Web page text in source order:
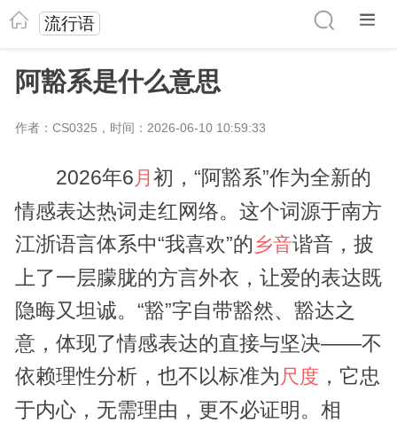
流行语
阿豁系是什么意思
作者：CS0325，时间：2026-06-10 10:59:33
2026年6 月 初，“阿豁系”作为全新的
情感表达热词走红网络。这个词源于南方
江浙语言体系中“我喜欢”的 乡音谐音，披
上了一层朦胧的方言外衣，让爱的表达既
隐晦又坦诚。“豁”字自带豁然、豁达之
意，体现了情感表达的直接与坚决——不
依赖理性分析，也不以标准为 尺度 ，它忠
于内心，无需理由，更不必证明。相